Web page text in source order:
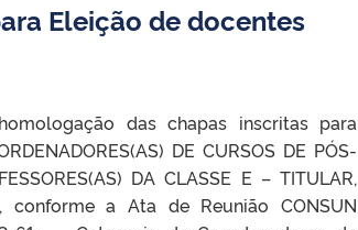
Eleição de docentes
das chapas inscritas para
DE CURSOS DE PÓS-
DA CLASSE E – TITULAR,
conforme a Ata de Reunião CONSUN